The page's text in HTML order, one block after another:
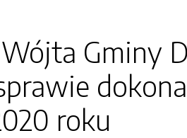
Gminy
roku